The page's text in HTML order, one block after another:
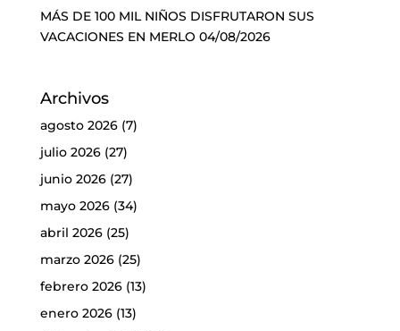
MÁS DE 100 MIL NIÑOS DISFRUTARON SUS
VACACIONES EN MERLO 04/08/2026
Archivos
agosto 2026(7)
julio 2026(27)
junio 2026(27)
mayo 2026(34)
abril 2026(25)
marzo 2026(25)
febrero 2026(13)
enero 2026(13)